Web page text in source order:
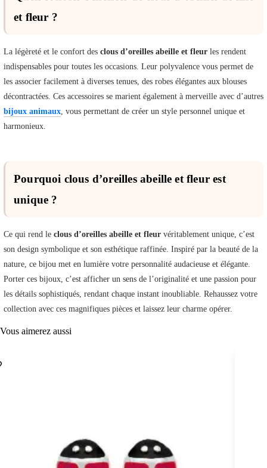
et fleur ?
La légèreté et le confort des clous d’oreilles abeille et fleur les rendent
indispensables pour toutes les occasions. Leur polyvalence vous permet de
les associer facilement à diverses tenues, des robes élégantes aux blouses
décontractées. Ces accessoires se marient également à merveille avec d’autres
bijoux animaux , vous permettant de créer un style personnel unique et
harmonieux.
Pourquoi clous d’oreilles abeille et fleur est
unique ?
Ce qui rend le clous d’oreilles abeille et fleur véritablement unique, c’est
son design symbolique et son esthétique raffinée. Inspiré par la beauté de la
nature, ce bijou met en lumière votre personnalité audacieuse et élégante.
Porter ces bijoux, c’est afficher un sens de l’originalité et une passion pour
les détails sophistiqués, rendant chaque instant inoubliable. Rehaussez votre
collection avec ces magnifiques pièces et laissez leur charme opérer.
Vous aimerez aussi